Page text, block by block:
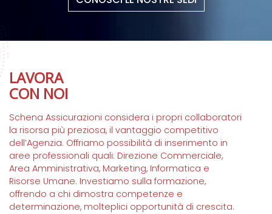
LAVORA
CON NOI
Schena Assicurazioni considera i propri collaboratori
la risorsa più preziosa, il vantaggio competitivo
dell’Agenzia. Offriamo possibilità di inserimento in
aree professionali quali: Direzione Commerciale,
Area Amministrativa, Marketing, Informatica e
Risorse Umane. Investiamo sulla formazione,
offrendo a chi dimostra competenze e
determinazione, molteplici opportunità di crescita.